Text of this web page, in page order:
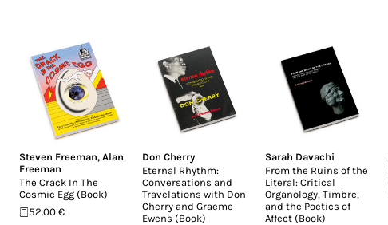
Steven Freeman, Alan
Freeman
The Crack In The
Cosmic Egg (Book)
52.00 €
Don Cherry
Eternal Rhythm:
Conversations and
Travelations with Don
Cherry and Graeme
Ewens (Book)
Sarah Davachi
From the Ruins of the
Literal: Critical
Organology, Timbre,
and the Poetics of
Affect (Book)